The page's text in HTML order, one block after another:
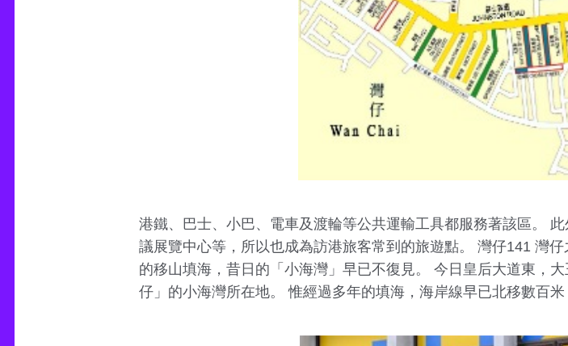
港鐵、巴士、小巴、電車及渡輪等公共運輸工具都服務著該區。
議展覽中心等，所以也成為訪港旅客常到的旅遊點。 灣仔141 灣
的移山填海，昔日的「小海灣」早已不復見。 今日皇后大道東，
仔」的小海灣所在地。 惟經過多年的填海，海岸線早已北移數百